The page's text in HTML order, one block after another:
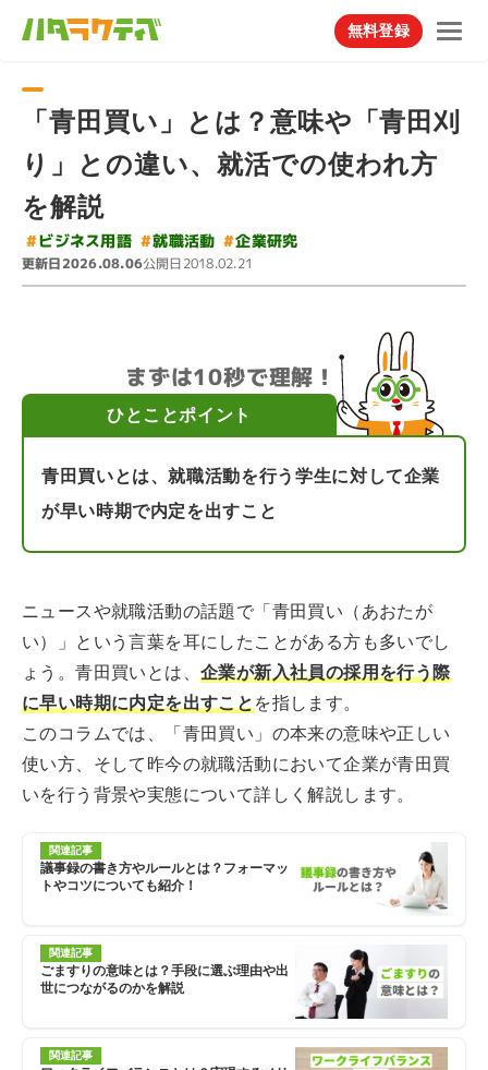
無料登録
「青田買い」とは？意味や「青田刈
り」との違い、就活での使われ方
を解説
#ビジネス用語 #就職活動 #企業研究
更新日2026.08.06公開日2018.02.21
まずは10秒で理解！
ひとことポイント
青田買いとは、就職活動を行う学生に対して企業
が早い時期で内定を出すこと
ニュースや就職活動の話題で「青田買い（あおたが
い）」という言葉を耳にしたことがある方も多いでし
ょう。青田買いとは、 企業が新入社員の採用を行う際
に早い時期に内定を出すことを指します。
このコラムでは、「青田買い」の本来の意味や正しい
使い方、そして昨今の就職活動において企業が青田買
いを行う背景や実態について詳しく解説します。
関連記事
議事録の書き方やルールとは？フォーマッ
トやコツについても紹介！
関連記事
ごますりの意味とは？手段に選ぶ理由や出
世につながるのかを解説
関連記事